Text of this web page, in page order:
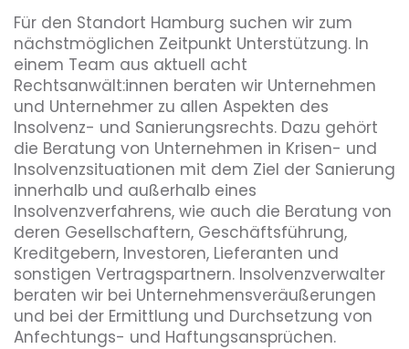
Für den Standort Hamburg suchen wir zum
nächstmöglichen Zeitpunkt Unterstützung. In
einem Team aus aktuell acht
Rechtsanwält:innen beraten wir Unternehmen
und Unternehmer zu allen Aspekten des
Insolvenz- und Sanierungsrechts. Dazu gehört
die Beratung von Unternehmen in Krisen- und
Insolvenzsituationen mit dem Ziel der Sanierung
innerhalb und außerhalb eines
Insolvenzverfahrens, wie auch die Beratung von
deren Gesellschaftern, Geschäftsführung,
Kreditgebern, Investoren, Lieferanten und
sonstigen Vertragspartnern. Insolvenzverwalter
beraten wir bei Unternehmensveräußerungen
und bei der Ermittlung und Durchsetzung von
Anfechtungs- und Haftungsansprüchen.